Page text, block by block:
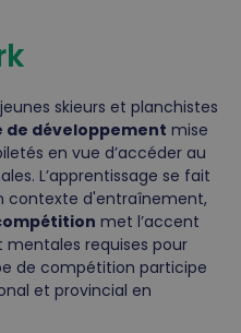
skieurs et planchistes
de développement mise
en vue d’accéder au
L’apprentissage se fait
contexte d'entraînement,
met l’accent
mentales requises pour
de compétition participe
et provincial en